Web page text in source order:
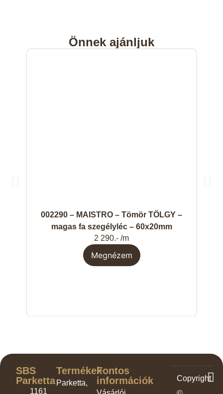
Önnek ajánljuk
002290 – MAISTRO – Tömör TÖLGY –
magas fa szegélyléc – 60x20mm
2 290.- /m
Megnézem
SBS
Parketta
1161
Termékek
Parketta,
Fontos
információk
Copyright